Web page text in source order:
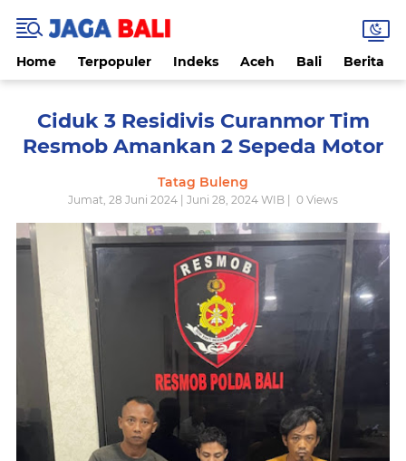
Home Terpopuler Indeks Aceh Bali Berita
Ciduk 3 Residivis Curanmor Tim
Resmob Amankan 2 Sepeda Motor
Tatag Buleng
Jumat, 28 Juni 2024 | Juni 28, 2024 WIB | 0 Views